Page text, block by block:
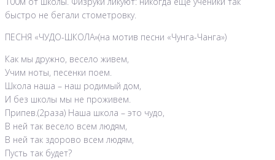
быстро не бегали стометровку.
ПЕСНЯ «ЧУДО-ШКОЛА»(на мотив песни «Чунга-Чанга»)
Как мы дружно, весело живем,
Учим ноты, песенки поем.
Школа наша – наш родимый дом,
И без школы мы не проживем.
Припев.(2раза) Наша школа – это чудо,
В ней так весело всем людям,
В ней так здорово всем людям,
Пусть так будет?